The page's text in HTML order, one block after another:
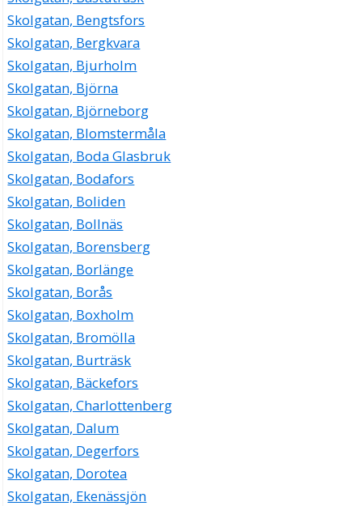
Skolgatan, Bengtsfors
Skolgatan, Bergkvara
Skolgatan, Bjurholm
Skolgatan, Björna
Skolgatan, Björneborg
Skolgatan, Blomstermåla
Skolgatan, Boda Glasbruk
Skolgatan, Bodafors
Skolgatan, Boliden
Skolgatan, Bollnäs
Skolgatan, Borensberg
Skolgatan, Borlänge
Skolgatan, Borås
Skolgatan, Boxholm
Skolgatan, Bromölla
Skolgatan, Burträsk
Skolgatan, Bäckefors
Skolgatan, Charlottenberg
Skolgatan, Dalum
Skolgatan, Degerfors
Skolgatan, Dorotea
Skolgatan, Ekenässjön